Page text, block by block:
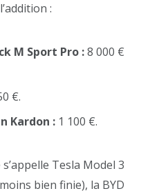
:
M Sport Pro :8 000 €
€.
Kardon : 1 100 €.
Tesla Model 3
bien finie), la BYD